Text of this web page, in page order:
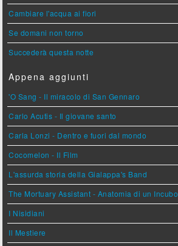
Cambiare l'acqua ai fiori
Se domani non torno
Succederà questa notte
Appena aggiunti
'O Sang - Il miracolo di San Gennaro
Carlo Acutis - Il giovane santo
Carla Lonzi - Dentro e fuori dal mondo
Cocomelon - Il Film
L'assurda storia della Gialappa's Band
The Mortuary Assistant - Anatomia di un Incubo
I Nisidiani
Il Mestiere